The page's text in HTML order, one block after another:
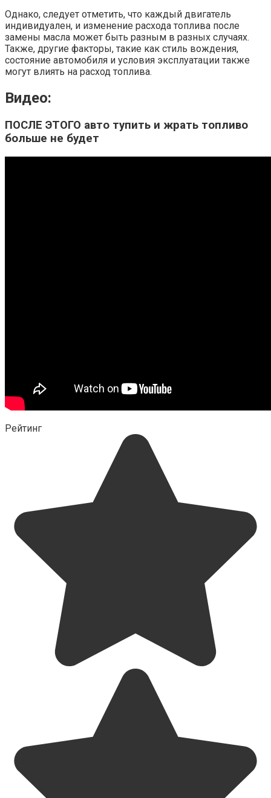
Однако, следует отметить, что каждый двигатель
индивидуален, и изменение расхода топлива после
замены масла может быть разным в разных случаях.
Также, другие факторы, такие как стиль вождения,
состояние автомобиля и условия эксплуатации также
могут влиять на расход топлива.
Видео:
ПОСЛЕ ЭТОГО авто тупить и жрать топливо
больше не будет
Рейтинг